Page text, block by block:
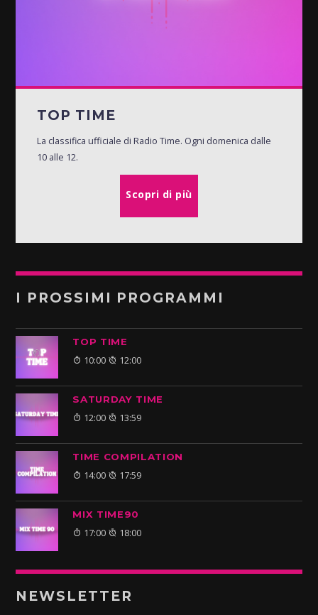
TOP TIME
La classifica ufficiale di Radio Time. Ogni domenica dalle
10 alle 12.
Scopri di più
I PROSSIMI PROGRAMMI
TOP TIME
10:00 12:00
SATURDAY TIME
12:00 13:59
TIME COMPILATION
14:00 17:59
MIX TIME90
17:00 18:00
NEWSLETTER